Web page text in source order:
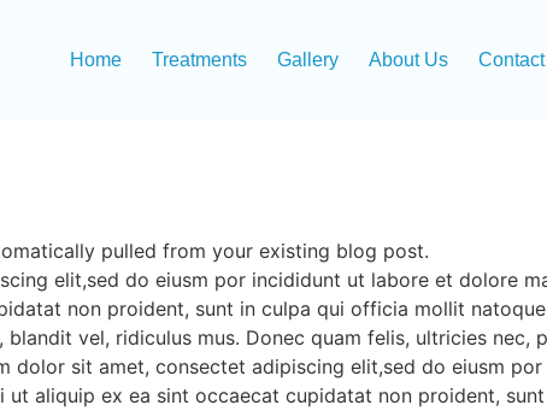
Home Treatments Gallery About Us Contact
pulled from your existing blog post.
elit,sed do eiusm por incididunt ut labore et dolore
non proident, sunt in culpa qui officia mollit
blandit vel, ridiculus mus. Donec quam felis, ultricies
dolor sit amet, consectet adipiscing elit,sed do eiusm
aliquip ex ea sint occaecat cupidatat non proident,